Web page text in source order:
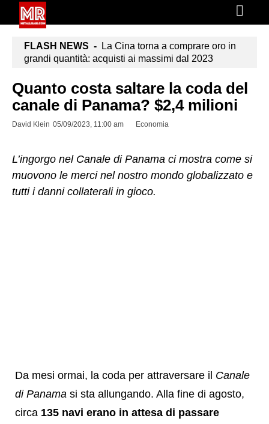
FLASH NEWS - La Cina torna a comprare oro in
grandi quantità: acquisti ai massimi dal 2023
Quanto costa saltare la coda del
canale di Panama? $2,4 milioni
David Klein 05/09/2023, 11:00 am Economia
L’ingorgo nel Canale di Panama ci mostra come si
muovono le merci nel nostro mondo globalizzato e
tutti i danni collaterali in gioco.
Da mesi ormai, la coda per attraversare il Canale
di Panama si sta allungando. Alla fine di agosto,
circa 135 navi erano in attesa di passare